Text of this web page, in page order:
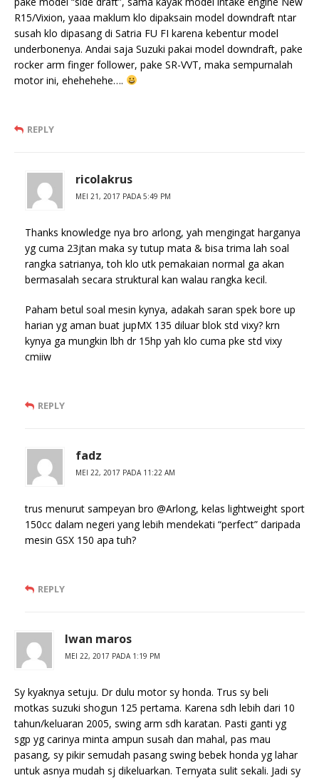
R15/Vixion, yaaa maklum klo dipaksain model downdraft ntar
susah klo dipasang di Satria FU FI karena kebentur model
underbonenya. Andai saja Suzuki pakai model downdraft, pake
rocker arm finger follower, pake SR-VVT, maka sempurnalah
motor ini, ehehehehe….
REPLY
ricolakrus
MEI 21, 2017 PADA 5:49 PM
Thanks knowledge nya bro arlong, yah mengingat harganya
yg cuma 23jtan maka sy tutup mata & bisa trima lah soal
rangka satrianya, toh klo utk pemakaian normal ga akan
bermasalah secara struktural kan walau rangka kecil.
Paham betul soal mesin kynya, adakah saran spek bore up
harian yg aman buat jupMX 135 diluar blok std vixy? krn
kynya ga mungkin lbh dr 15hp yah klo cuma pke std vixy
cmiiw
REPLY
fadz
MEI 22, 2017 PADA 11:22 AM
trus menurut sampeyan bro @Arlong, kelas lightweight sport
150cc dalam negeri yang lebih mendekati “perfect” daripada
mesin GSX 150 apa tuh?
REPLY
Iwan maros
MEI 22, 2017 PADA 1:19 PM
Sy kyaknya setuju. Dr dulu motor sy honda. Trus sy beli
motkas suzuki shogun 125 pertama. Karena sdh lebih dari 10
tahun/keluaran 2005, swing arm sdh karatan. Pasti ganti yg
sgp yg carinya minta ampun susah dan mahal, pas mau
pasang, sy pikir semudah pasang swing bebek honda yg lahar
untuk asnya mudah sj dikeluarkan. Ternyata sulit sekali. Jadi sy